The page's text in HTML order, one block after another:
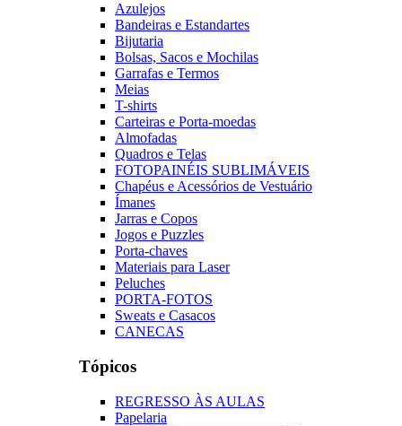
Azulejos
Bandeiras e Estandartes
Bijutaria
Bolsas, Sacos e Mochilas
Garrafas e Termos
Meias
T-shirts
Carteiras e Porta-moedas
Almofadas
Quadros e Telas
FOTOPAINÉIS SUBLIMÁVEIS
Chapéus e Acessórios de Vestuário
Ímanes
Jarras e Copos
Jogos e Puzzles
Porta-chaves
Materiais para Laser
Peluches
PORTA-FOTOS
Sweats e Casacos
CANECAS
Tópicos
REGRESSO ÀS AULAS
Papelaria